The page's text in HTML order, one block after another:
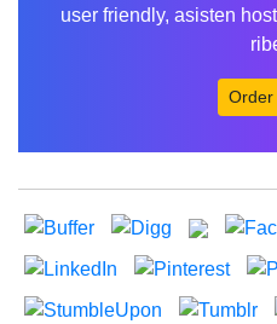
user friendly, asisten